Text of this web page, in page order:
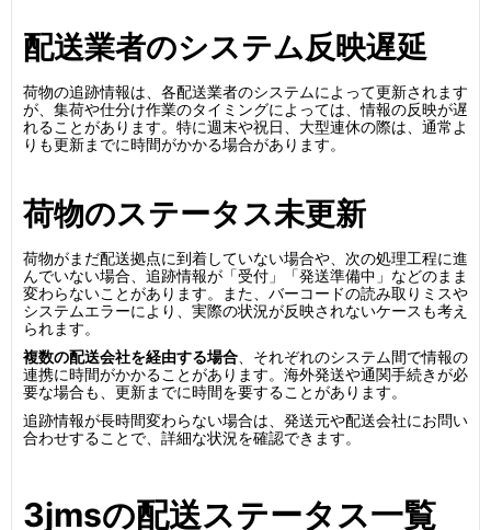
配送業者のシステム反映遅延
荷物の追跡情報は、各配送業者のシステムによって更新されます
が、集荷や仕分け作業のタイミングによっては、情報の反映が遅
れることがあります。特に週末や祝日、大型連休の際は、通常よ
りも更新までに時間がかかる場合があります。
荷物のステータス未更新
荷物がまだ配送拠点に到着していない場合や、次の処理工程に進
んでいない場合、追跡情報が「受付」「発送準備中」などのまま
変わらないことがあります。また、バーコードの読み取りミスや
システムエラーにより、実際の状況が反映されないケースも考え
られます。
複数の配送会社を経由する場合 、それぞれのシステム間で情報の
連携に時間がかかることがあります。海外発送や通関手続きが必
要な場合も、更新までに時間を要することがあります。
追跡情報が長時間変わらない場合は、発送元や配送会社にお問い
合わせすることで、詳細な状況を確認できます。
3jmsの配送ステータス一覧